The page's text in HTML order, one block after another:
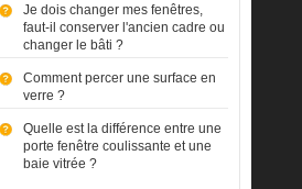
Je dois changer mes fenêtres,
faut-il conserver l'ancien cadre ou
changer le bâti ?
Comment percer une surface en
verre ?
Quelle est la différence entre une
porte fenêtre coulissante et une
baie vitrée ?